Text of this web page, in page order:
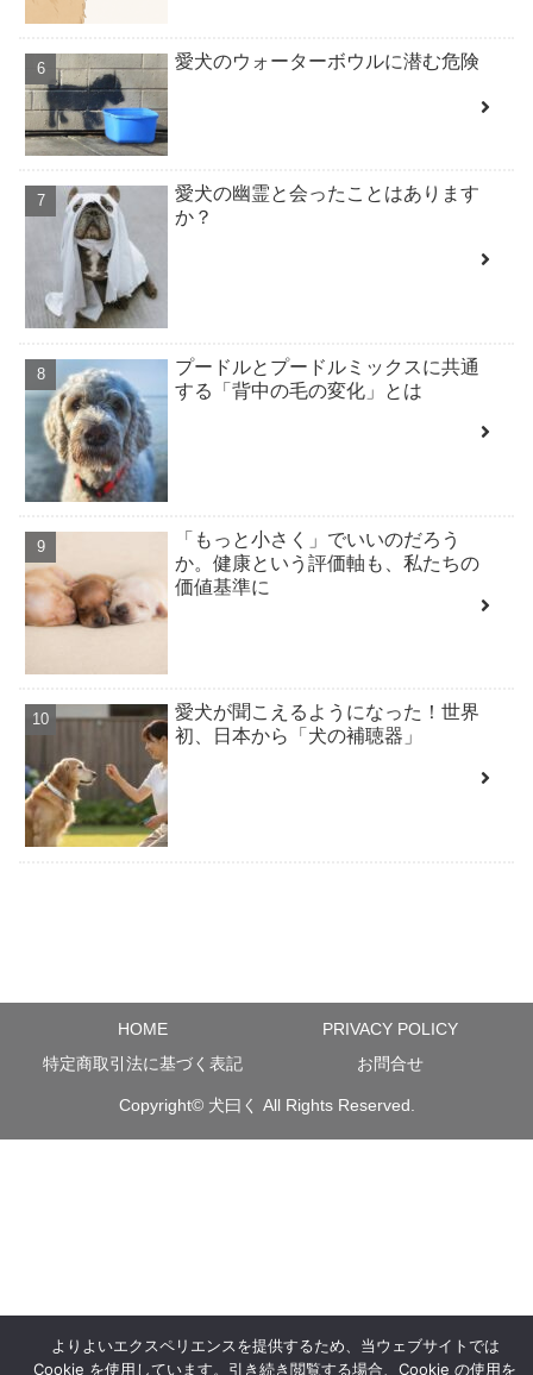
愛犬のウォーターボウルに潜む危険
愛犬の幽霊と会ったことはあります
か？
プードルとプードルミックスに共通
する「背中の毛の変化」とは
「もっと小さく」でいいのだろう
か。健康という評価軸も、私たちの
価値基準に
愛犬が聞こえるようになった！世界
初、日本から「犬の補聴器」
HOME
PRIVACY POLICY
特定商取引法に基づく表記
お問合せ
Copyright© 犬曰く All Rights Reserved.
よりよいエクスペリエンスを提供するため、当ウェブサイトでは
Cookie を使用しています。引き続き閲覧する場合、Cookie の使用を